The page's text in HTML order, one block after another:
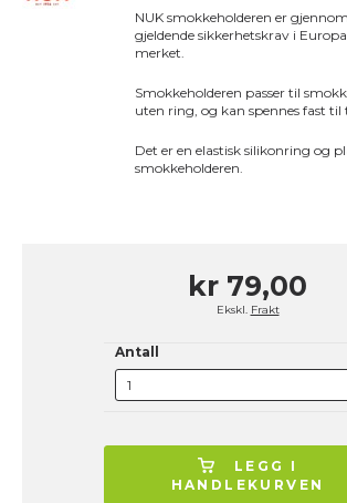
NUK smokkeholderen er
gjeldende sikkerhetskrav i
merket.
Smokkeholderen passer til
uten ring, og kan spennes fast til
Det er en elastisk silikonring og
smokkeholderen.
kr 79,00
Ekskl. Frakt
Antall
LEGG I
HANDLEKURVEN